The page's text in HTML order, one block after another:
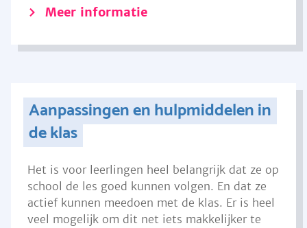
Meer informatie
Aanpassingen en hulpmiddelen in
de klas
Het is voor leerlingen heel belangrijk dat ze op
school de les goed kunnen volgen. En dat ze
actief kunnen meedoen met de klas. Er is heel
veel mogelijk om dit net iets makkelijker te